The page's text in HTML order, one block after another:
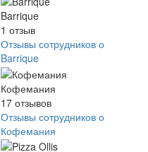
Barrique
1 отзыв
Отзывы сотрудников о
Barrique
Кофемания
17 отзывов
Отзывы сотрудников о
Кофемания